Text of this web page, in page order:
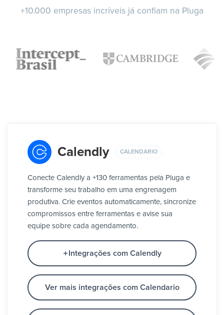
+10.000 empresas incríveis já confiam na Pluga
Calendly CALENDARIO
Conecte Calendly a +130 ferramentas pela Pluga e
transforme seu trabalho em uma engrenagem
produtiva. Crie eventos automaticamente, sincronize
compromissos entre ferramentas e avise sua
equipe sobre cada agendamento.
Integrações com Calendly
Ver mais integrações com Calendario